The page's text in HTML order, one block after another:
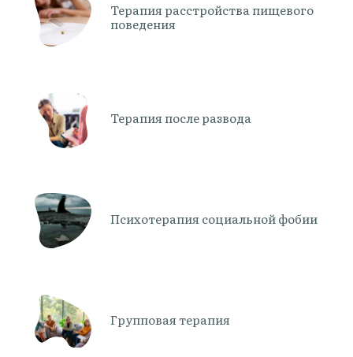
Терапия расстройства пищевого
поведения
Терапия после развода
Психотерапия социальной фобии
Групповая терапия